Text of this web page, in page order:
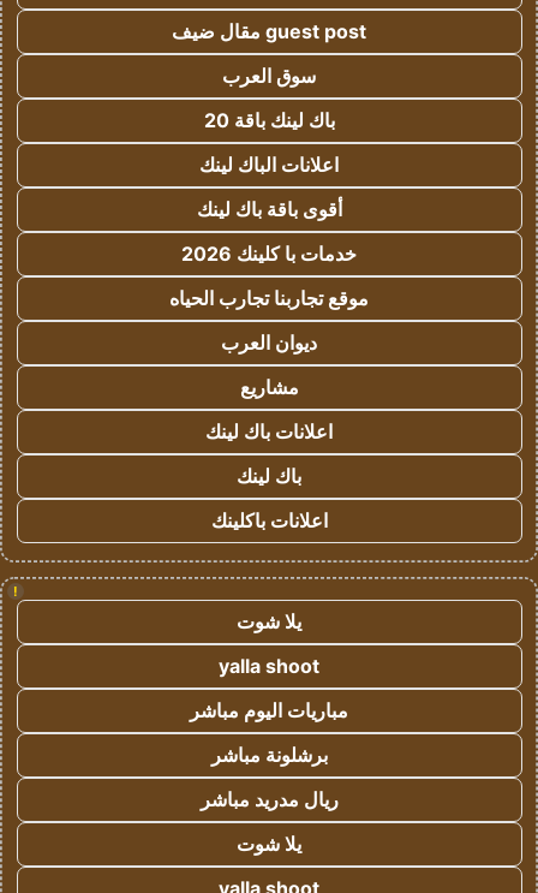
guest post مقال ضيف
سوق العرب
باك لينك باقة 20
اعلانات الباك لينك
أقوى باقة باك لينك
خدمات با كلينك 2026
موقع تجاربنا تجارب الحياه
ديوان العرب
مشاريع
اعلانات باك لينك
باك لينك
اعلانات باكلينك
!
يلا شوت
yalla shoot
مباريات اليوم مباشر
برشلونة مباشر
ريال مدريد مباشر
يلا شوت
yalla shoot